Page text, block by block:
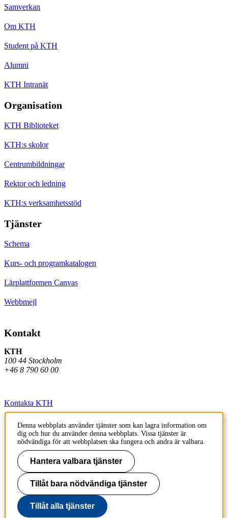
Samverkan
Om KTH
Student på KTH
Alumni
KTH Intranät
Organisation
KTH Biblioteket
KTH:s skolor
Centrumbildningar
Rektor och ledning
KTH:s verksamhetsstöd
Tjänster
Schema
Kurs- och programkatalogen
Lärplattformen Canvas
Webbmejl
Kontakt
KTH
100 44 Stockholm
+46 8 790 60 00
Kontakta KTH
Jobba på KTH
Press och media
Faktura och betalning KTH
Om KTH:s webbplatser
Tillgänglighetsredogörelse
Denna webbplats använder tjänster som kan lagra information om
dig och hur du använder denna webbplats. Vissa tjänster är
nödvändiga för att webbplatsen ska fungera och andra är valbara.
Hantera valbara tjänster
Tillåt bara nödvändiga tjänster
Tillåt alla tjänster